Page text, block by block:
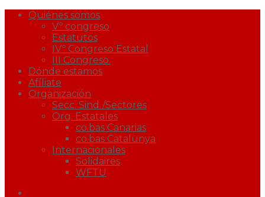
Quiénes somos
Vº congreso
Estatutos
IVº Congreso Estatal
III Congreso.
Dónde estamos
Afíliate
Organización
Secc. Sind./Sectores
Org. Estatales
co.bas Canarias
co.bas Catalunya
Internacionales
Solidaires
WFTU